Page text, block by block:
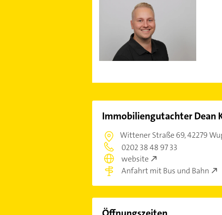
Immobiliengutachter Dean
Wittener Straße 69,42279
0202 38 48 97 33
website
Anfahrt mit Bus und Bahn